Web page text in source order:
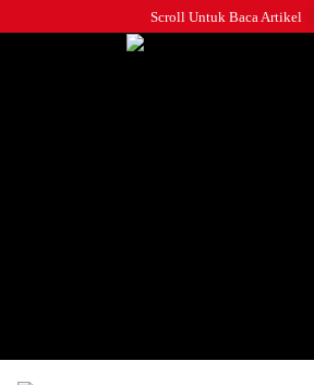
ke
Scroll Untuk Baca Artikel